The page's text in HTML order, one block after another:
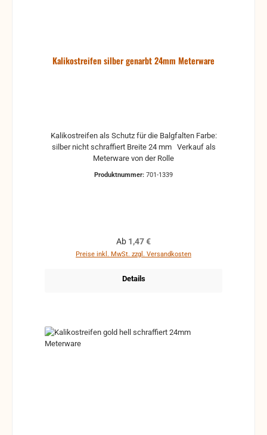
Kalikostreifen silber genarbt 24mm Meterware
Kalikostreifen als Schutz für die Balgfalten Farbe:
silber nicht schraffiert Breite 24 mm Verkauf als
Meterware von der Rolle
Produktnummer: 701-1339
Regulärer Preis:
Ab 1,47 €
Preise inkl. MwSt. zzgl. Versandkosten
Details